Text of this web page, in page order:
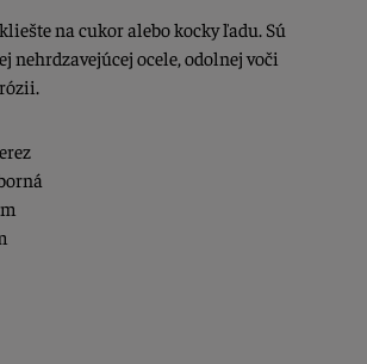
na cukor alebo kocky ľadu. Sú
nehrdzavejúcej ocele, odolnej voči